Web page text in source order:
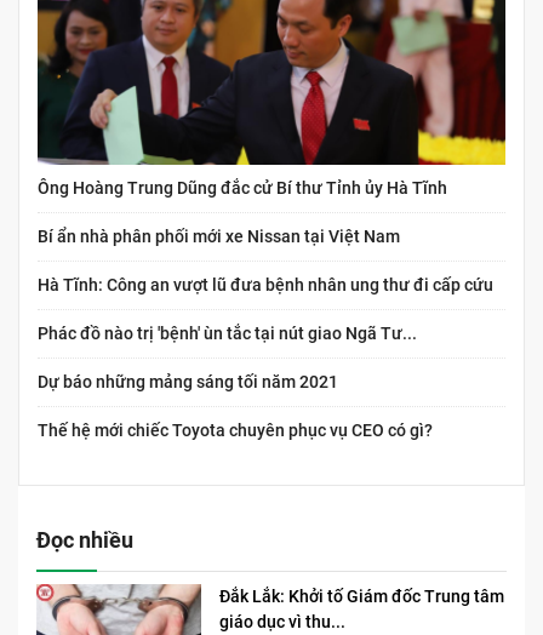
Ông Hoàng Trung Dũng đắc cử Bí thư Tỉnh ủy Hà Tĩnh
Bí ẩn nhà phân phối mới xe Nissan tại Việt Nam
Hà Tĩnh: Công an vượt lũ đưa bệnh nhân ung thư đi cấp cứu
Phác đồ nào trị 'bệnh' ùn tắc tại nút giao Ngã Tư...
Dự báo những mảng sáng tối năm 2021
Thế hệ mới chiếc Toyota chuyên phục vụ CEO có gì?
Đọc nhiều
Đắk Lắk: Khởi tố Giám đốc Trung tâm
giáo dục vì thu...